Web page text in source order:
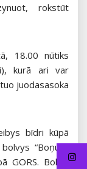
rokstūt
18.00 nūtiks
kurā ari var
juodasasoka
bīdri kūpā
“Boņuks
GORS. Bolvai